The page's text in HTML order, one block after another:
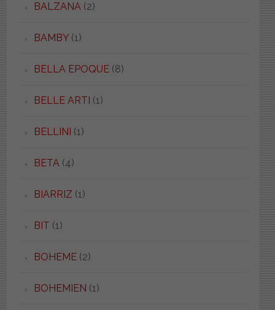
BALZANA(2)
BAMBY(1)
BELLA EPOQUE(8)
BELLE ARTI (1)
BELLINI (1)
BETA(4)
BIARRIZ (1)
BIT (1)
BOHEME(2)
BOHEMIEN (1)